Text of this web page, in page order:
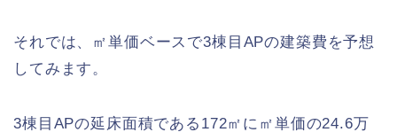
それでは、㎡単価ベースで3棟目APの建築費を予想
してみます。
3棟目APの延床面積である172㎡に㎡単価の24.6万